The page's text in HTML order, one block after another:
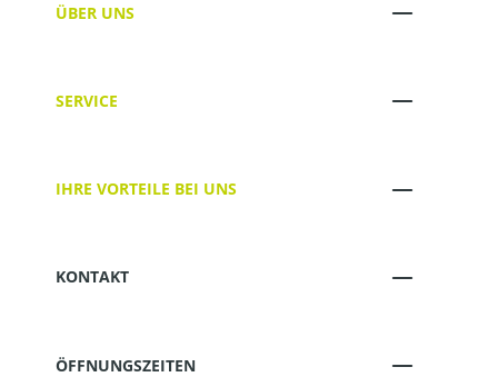
ÜBER UNS
SERVICE
IHRE VORTEILE BEI UNS
KONTAKT
ÖFFNUNGSZEITEN